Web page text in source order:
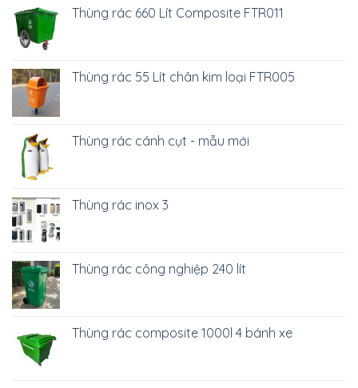
Thùng rác 660 Lít Composite FTR011
Thùng rác 55 Lít chân kim loại FTR005
Thùng rác cánh cụt - mẫu mới
Thùng rác inox 3
Thùng rác công nghiệp 240 lít
Thùng rác composite 1000l 4 bánh xe